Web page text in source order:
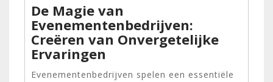
De Magie van
Evenementenbedrijven:
Creëren van Onvergetelijke
Ervaringen
Evenementenbedrijven spelen een essentiële